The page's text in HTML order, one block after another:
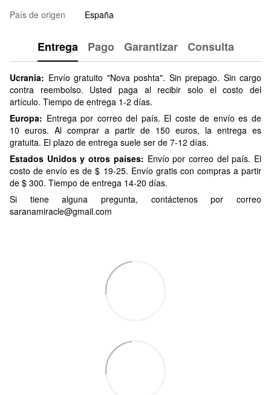
País de origen España
Entrega Pago Garantizar Consulta
Ucrania: Envío gratuito "Nova poshta". Sin prepago. Sin cargo
contra reembolso. Usted paga al recibir solo el costo del
artículo. Tiempo de entrega 1-2 días.
Europa: Entrega por correo del país. El coste de envío es de
10 euros. Al comprar a partir de 150 euros, la entrega es
gratuita. El plazo de entrega suele ser de 7-12 días.
Estados Unidos y otros países: Envío por correo del país. El
costo de envío es de $ 19-25. Envío gratis con compras a partir
de $ 300. Tiempo de entrega 14-20 días.
Si tiene alguna pregunta, contáctenos por correo
saranamiracle@gmail.com